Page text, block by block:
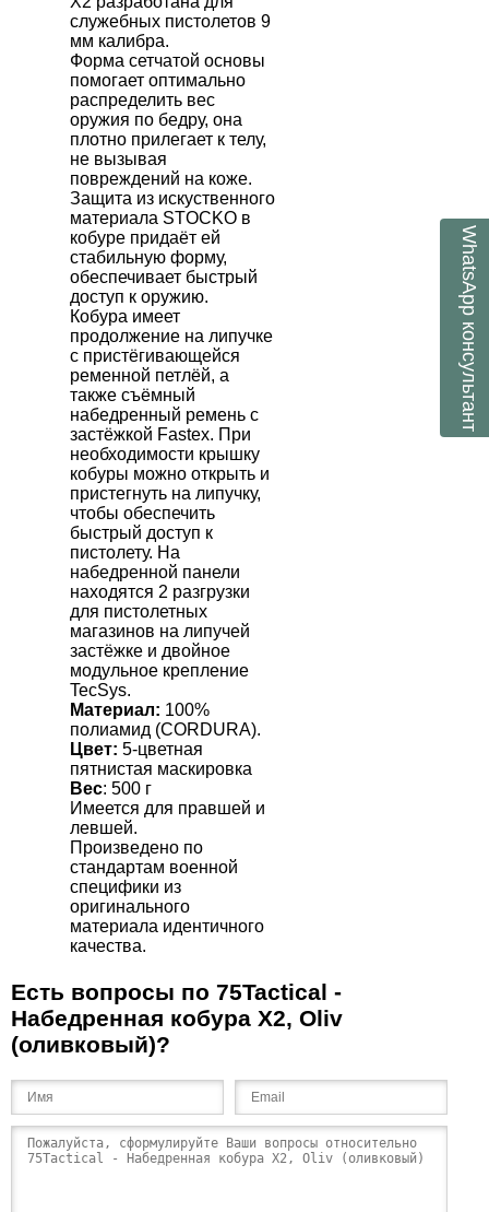
служебных пистолетов 9
мм калибра.
Форма сетчатой основы
помогает оптимально
распределить вес
оружия по бедру, она
плотно прилегает к телу,
не вызывая
повреждений на коже.
Защита из искуственного
материала STOCKO в
кобуре придаёт ей
стабильную форму,
обеспечивает быстрый
доступ к оружию.
Кобура имеет
продолжение на липучке
с пристёгивающейся
ременной петлёй, а
также съёмный
набедренный ремень с
застёжкой Fastex. При
необходимости крышку
кобуры можно открыть и
пристегнуть на липучку,
чтобы обеспечить
быстрый доступ к
пистолету. На
набедренной панели
находятся 2 разгрузки
для пистолетных
магазинов на липучей
застёжке и двойное
модульное крепление
TecSys.
Материал: 100%
полиамид (СORDURA).
Цвет: 5-цветная
пятнистая маскировка
Вес: 500 г
Имеется для правшей и
левшей.
Произведено по
стандартам военной
специфики из
оригинального
материала идентичного
качества.
Есть вопросы по 75Tactical -
Набедренная кобура X2, Oliv
(оливковый)?
WhatsApp
консультант